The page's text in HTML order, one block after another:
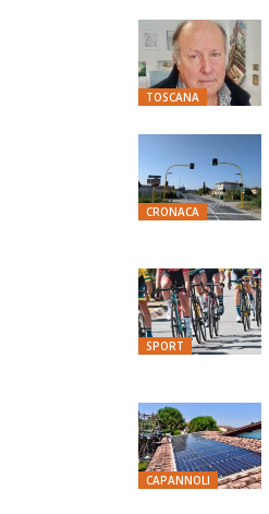
TOSCANA
CRONACA
SPORT
CAPANNOLI